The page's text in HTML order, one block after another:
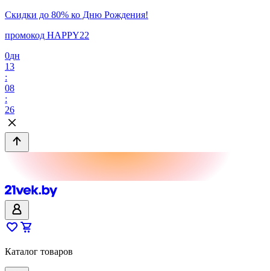
Скидки до 80% ко Дню Рождения!
промокод HAPPY22
0дн
13
:
08
:
26
Каталог товаров